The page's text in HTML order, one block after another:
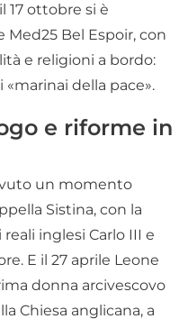
17 ottobre si è
Med25 Bel Espoir, con
e religioni a bordo:
della pace».
e riforme in
un momento
Sistina, con la
inglesi Carlo III e
E il 27 aprile Leone
donna arcivescovo
Chiesa anglicana, a